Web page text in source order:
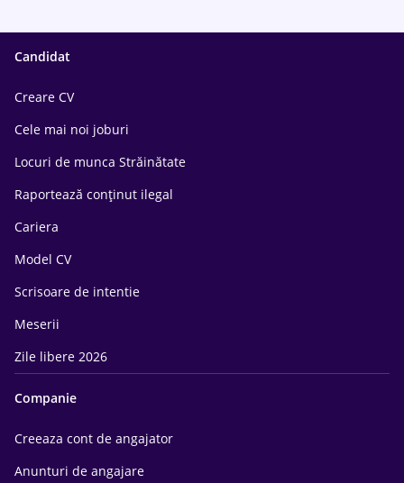
Candidat
Creare CV
Cele mai noi joburi
Locuri de munca Străinătate
Raportează conținut ilegal
Cariera
Model CV
Scrisoare de intentie
Meserii
Zile libere 2026
Companie
Creeaza cont de angajator
Anunturi de angajare